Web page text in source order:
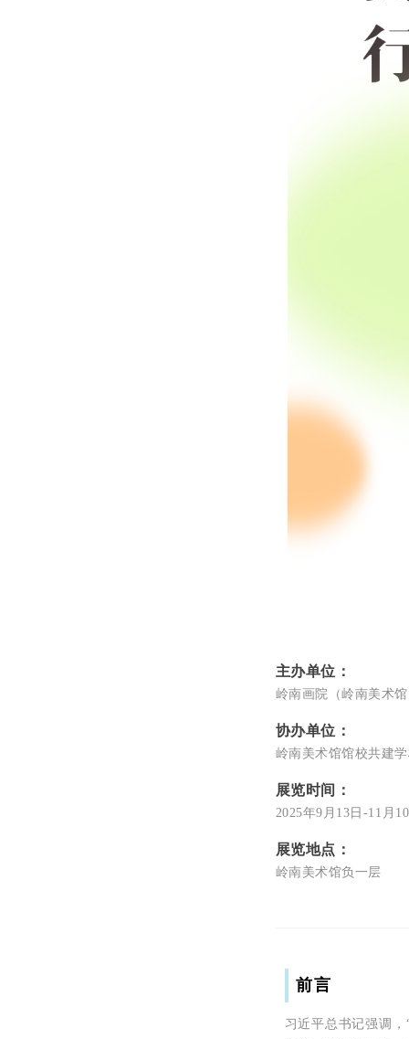
主办单位：
岭南画院（岭南美术
协办单位：
岭南美术馆馆校共建
展览时间 ：
2025年9月13日-11月
展览地点：
岭南美术馆负一层
前言
习近平总书记强调